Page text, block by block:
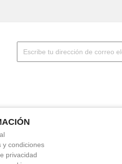
y condiciones
privacidad